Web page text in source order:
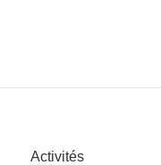
Activités